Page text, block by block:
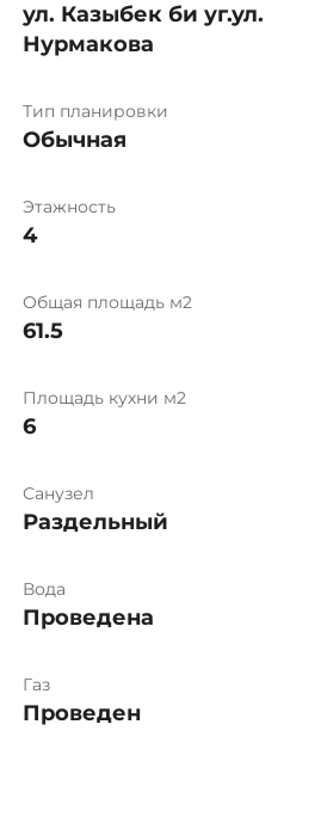
ул. Казыбек би уг.ул.
Нурмакова
Тип планировки
Обычная
Этажность
4
Общая площадь м2
61.5
Площадь кухни м2
6
Санузел
Раздельный
Вода
Проведена
Газ
Проведен